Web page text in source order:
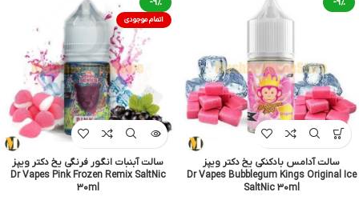
سالت آدامس بادکنکی یخ دکتر ویپز
Dr Vapes Bubblegum Kings Original Ice
SaltNic 30ml
اتمام موجودی
سالت آبنبات انگور فرنگی یخ دکتر ویپز
Dr Vapes Pink Frozen Remix SaltNic
30ml